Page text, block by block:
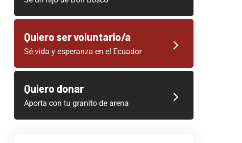
Quiero ser voluntario/a
Sé vida y esperanza en el Ecuador
Quiero donar
Aporta con tu granito de arena